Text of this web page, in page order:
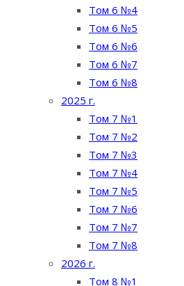
Том 6 №4
Том 6 №5
Том 6 №6
Том 6 №7
Том 6 №8
2025 г.
Том 7 №1
Том 7 №2
Том 7 №3
Том 7 №4
Том 7 №5
Том 7 №6
Том 7 №7
Том 7 №8
2026 г.
Том 8 №1